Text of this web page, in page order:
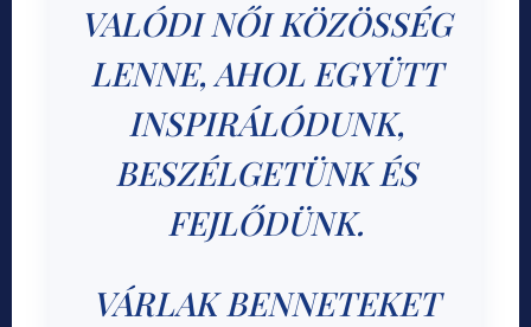
VALÓDI NŐI KÖZÖSSÉG
LENNE, AHOL EGYÜTT
INSPIRÁLÓDUNK,
BESZÉLGETÜNK ÉS
FEJLŐDÜNK.
VÁRLAK BENNETEKET